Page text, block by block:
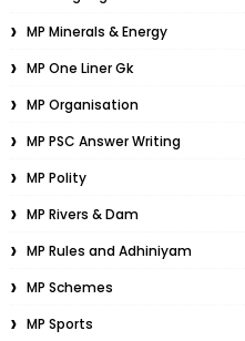
MP Minerals & Energy
MP One Liner Gk
MP Organisation
MP PSC Answer Writing
MP Polity
MP Rivers & Dam
MP Rules and Adhiniyam
MP Schemes
MP Sports